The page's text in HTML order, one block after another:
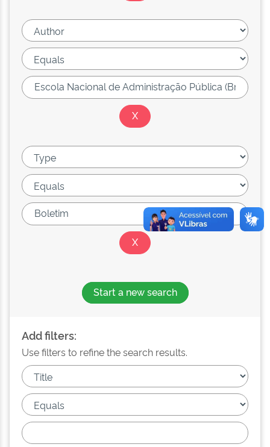
Start a new search
Add filters:
Use filters to refine the search results.